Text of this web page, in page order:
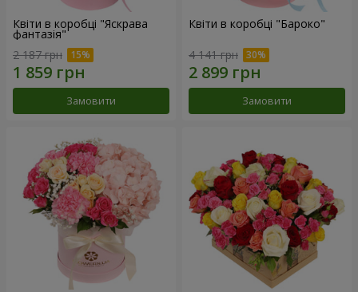
Квіти в коробці "Яскрава
фантазія"
2 187 грн
Замовити
Квіти в коробці "Бароко"
4 141 грн
Замовити